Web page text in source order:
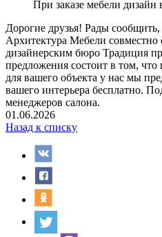
При заказе мебели дизайн
Дорогие друзья! Рады
Архитектура Мебели совместно
дизайнерским бюро Традиция
предложения состоит в том, что
для вашего объекта у нас мы
вашего интерьера бесплатно.
менеджеров салона.
01.06.2026
Назад к списку